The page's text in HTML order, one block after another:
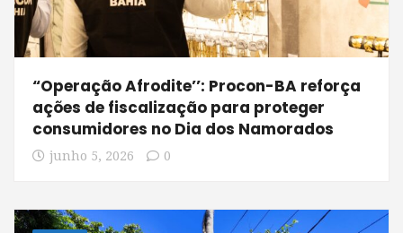
“Operação Afrodite’’: Procon-BA reforça
ações de fiscalização para proteger
consumidores no Dia dos Namorados
junho 5, 2026 0